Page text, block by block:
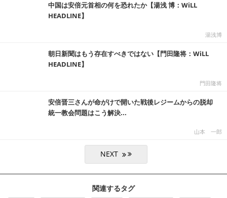
中国は安倍元首相の何を恐れたか【湯浅 博：WiLL
HEADLINE】
湯浅博
朝日新聞はもう存在すべきではない【門田隆将：WiLL
HEADLINE】
門田隆将
安倍晋三さんが命がけで開いた戦後レジームからの脱却
統一教会問題はこう解決...
山本 一郎
関連するタグ